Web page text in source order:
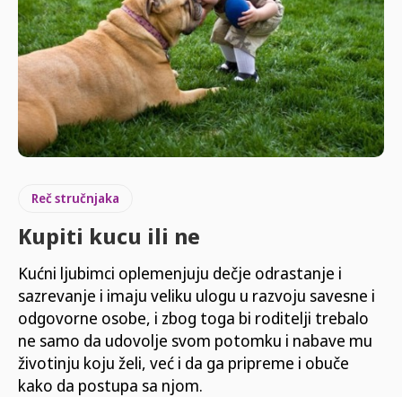
Reč stručnjaka
Kupiti kucu ili ne
Kućni ljubimci oplemenjuju dečje odrastanje i
sazrevanje i imaju veliku ulogu u razvoju savesne i
odgovorne osobe, i zbog toga bi roditelji trebalo
ne samo da udovolje svom potomku i nabave mu
životinju koju želi, već i da ga pripreme i obuče
kako da postupa sa njom.